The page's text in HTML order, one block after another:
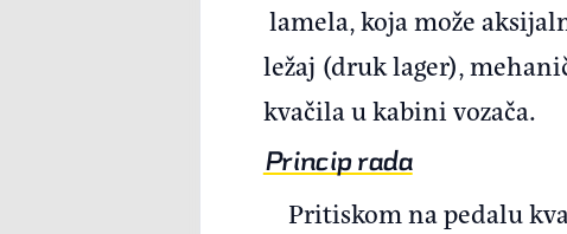
lamela, koja može
ležaj (druk lager),
kvačila u kabini vozača.
Princip rada
Pritiskom na pedalu